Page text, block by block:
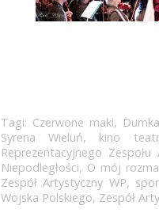
Tagi: Czerwone maki,
Syrena Wieluń, kino
Reprezentacyjnego
Niepodległości, O mój
Zespół Artystyczny WP,
Wojska Polskiego, Zespół